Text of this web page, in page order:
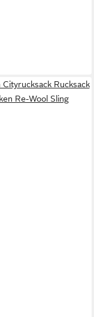
Cityrucksack Rucksack
Re-Wool Sling